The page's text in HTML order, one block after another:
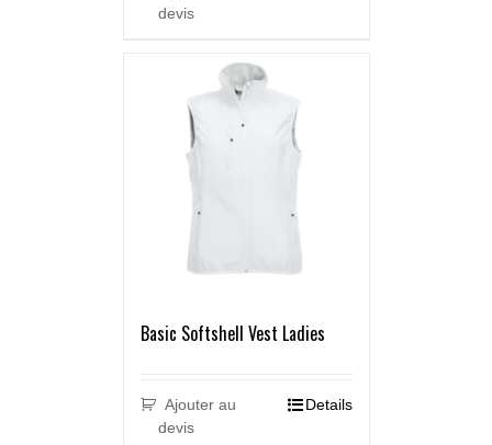
devis
Basic Softshell Vest Ladies
Ajouter au
devis
Details